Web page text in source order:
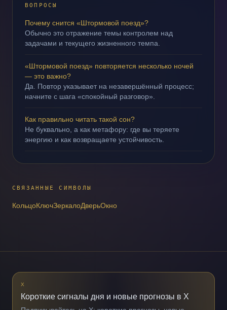
ВОПРОСЫ
Почему снится «Штормовой поезд»?
Обычно это отражение темы контролем над
задачами и текущего жизненного темпа.
«Штормовой поезд» повторяется несколько ночей
— это важно?
Да. Повтор указывает на незавершённый процесс;
начните с шага «спокойный разговор».
Как правильно читать такой сон?
Не буквально, а как метафору: где вы теряете
энергию и как возвращаете устойчивость.
СВЯЗАННЫЕ СИМВОЛЫ
КольцоКлючЗеркалоДверьОкно
X
Короткие сигналы дня и новые прогнозы в X